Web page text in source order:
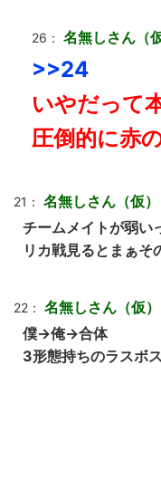
26： 名無しさん（仮
>>24
いやだって
圧倒的に赤
21： 名無しさん（仮）
チームメイトが弱い
リカ戦見るとまぁ
22： 名無しさん（仮）
僕→俺→合体
3形態持ちのラスボ